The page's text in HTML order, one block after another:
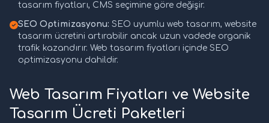
tasarım fiyatları, CMS seçimine göre değişir.
SEO Optimizasyonu: SEO uyumlu web tasarım, website
tasarım ücretini artırabilir ancak uzun vadede organik
trafik kazandırır. Web tasarım fiyatları içinde SEO
optimizasyonu dahildir.
Web Tasarım Fiyatları ve Website
Tasarım Ücreti Paketleri